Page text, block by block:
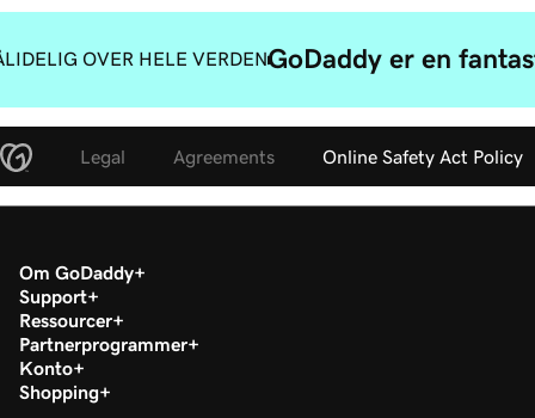
OVER HELE VERDENGoDaddy er en
Legal Agreements Online Safety Act Policy
Om GoDaddy
Support
Ressourcer
Partnerprogrammer
Konto
Shopping